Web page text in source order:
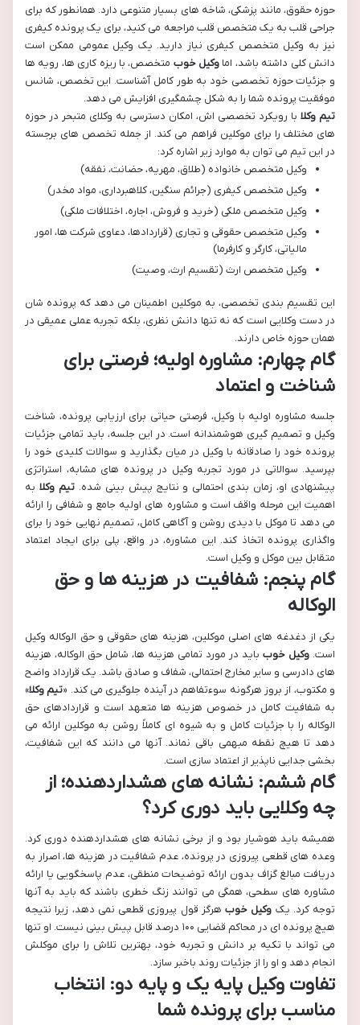
حوزه حقوق، مانند پزشکی، شاخه های بسیار متنوعی دارد. همانطور که برای
جراحی قلب به یک متخصص قلب مراجعه می کنید، برای یک پرونده کیفری
نیز به وکیل متخصص کیفری نیاز دارید. یک وکیل عمومی ممکن است
دانش کلی داشته باشد، اما وکیل خوب متخصص، با ریزه کاری ها، رویه ها
و جزئیات حوزه تخصصی خود به طور کامل آشناست. این تخصص، شانس
موفقیت پرونده شما را به شکل چشمگیری افزایش می دهد.
تیم وکلا با رویکرد تخصصی اش، امکان دسترسی به وکلای متبحر در حوزه
های مختلف را برای موکلین فراهم می کند. از جمله تخصص های برجسته
در این تیم می توان به موارد زیر اشاره کرد:
وکیل متخصص خانواده (طلاق، مهریه، حضانت، نفقه)
وکیل متخصص کیفری (جرائم سنگین، کلاهبرداری، مواد مخدر)
وکیل متخصص ملکی (خرید و فروش، اجاره، اختلافات ملکی)
وکیل متخصص حقوقی و تجاری (قراردادها، دعاوی شرکت ها، امور
مالیاتی، کارگر و کارفرما)
وکیل متخصص ارث (تقسیم ارث، وصیت)
این تقسیم بندی تخصصی، به موکلین اطمینان می دهد که پرونده شان
در دست وکلایی است که نه تنها دانش نظری، بلکه تجربه عملی عمیقی در
همان حوزه خاص دارند.
گام چهارم: مشاوره اولیه؛ فرصتی برای
شناخت و اعتماد
جلسه مشاوره اولیه با وکیل، فرصتی حیاتی برای ارزیابی پرونده، شناخت
وکیل و تصمیم گیری هوشمندانه است. در این جلسه، باید تمامی جزئیات
پرونده خود را صادقانه با وکیل در میان بگذارید و سوالات کلیدی خود را
بپرسید. سوالاتی در مورد تجربه وکیل در پرونده های مشابه، استراتژی
پیشنهادی او، زمان بندی احتمالی و نتایج پیش بینی شده.تیم وکلا به
اهمیت این مرحله واقف است و مشاوره های اولیه جامع و شفافی را ارائه
می دهد تا موکل با دیدی روشن و آگاهی کامل، تصمیم نهایی خود را برای
واگذاری پرونده اتخاذ کند. این مشاوره، در واقع، پلی برای ایجاد اعتماد
متقابل بین موکل و وکیل است.
گام پنجم: شفافیت در هزینه ها و حق
الوکاله
یکی از دغدغه های اصلی موکلین، هزینه های حقوقی و حق الوکاله وکیل
است. وکیل خوب باید در مورد تمامی هزینه ها، شامل حق الوکاله، هزینه
های دادرسی و سایر مخارج احتمالی، شفاف و صادق باشد. یک قرارداد واضح
و مکتوب، از بروز هرگونه سوءتفاهم در آینده جلوگیری می کند. «تیم وکلا»
به شفافیت کامل در خصوص هزینه ها متعهد است و قراردادهای حق
الوکاله را با جزئیات کامل و به شیوه ای کاملاً روشن به موکلین ارائه می
دهد تا هیچ نقطه مبهمی باقی نماند. آنها می دانند که این شفافیت،
بخشی جدایی ناپذیر از اعتماد سازی است.
گام ششم: نشانه های هشداردهنده؛ از
چه وکلایی باید دوری کرد؟
همیشه باید هوشیار بود و از برخی نشانه های هشداردهنده دوری کرد.
وعده های قطعی پیروزی در پرونده، عدم شفافیت در هزینه ها، اصرار به
دریافت مبالغ گزاف بدون ارائه توضیحات منطقی، عدم پاسخگویی یا ارائه
مشاوره های سطحی، همگی می توانند زنگ خطری باشند که باید به آنها
توجه کرد. یک وکیل خوب هرگز قول پیروزی قطعی نمی دهد، زیرا نتیجه
هیچ پرونده ای در محاکم قضایی ۱۰۰ درصد قابل پیش بینی نیست. او تنها
می تواند با تکیه بر دانش و تجربه خود، بهترین تلاش را برای موکلش
انجام دهد و او را از جزئیات روند باخبر سازد.
تفاوت وکیل پایه یک و پایه دو: انتخاب
مناسب برای پرونده شما